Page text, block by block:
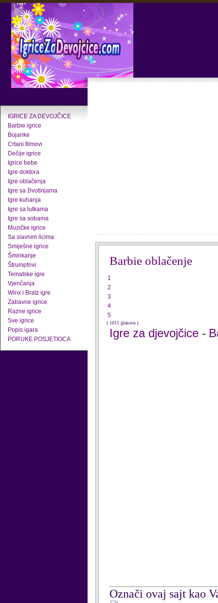
IGRICE ZA DEVOJČICE
Barbie igrice
Bojanke
Crtani filmovi
Dečije igrice
Igrice bebe
Igre doktora
Igre oblačenja
Igre sa životinjama
Igre kuhanja
Igre sa lutkama
Igre sa sobama
Muzičke igrice
Sa slavnim licima
Smiješne igrice
Šminkanje
Štrumpfovi
Tematske igre
Vjenčanja
Winx i Bratz igre
Zabavne igrice
Razne igrice
Sve igrice
Popis igara
PORUKE POSJETIOCA
Barbie oblačenje
1
2
3
4
5
( 1011 glasova )
Igre za djevojčice -
Označi ovaj sajt kao